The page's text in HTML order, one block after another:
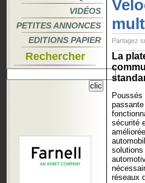
VIDÉOS
PETITES ANNONCES
EDITIONS PAPIER
Rechercher
Partagez
La
Poussés
sécurité
solutions
réseaux